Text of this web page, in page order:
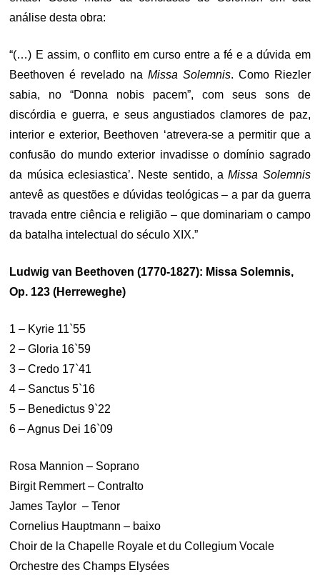
análise desta obra:
“(…) E assim, o conflito em curso entre a fé e a dúvida em
Beethoven é revelado na Missa Solemnis. Como Riezler
sabia, no “Donna nobis pacem”, com seus sons de
discórdia e guerra, e seus angustiados clamores de paz,
interior e exterior, Beethoven ‘atrevera-se a permitir que a
confusão do mundo exterior invadisse o domínio sagrado
da música eclesiastica’. Neste sentido, aMissa Solemnis
antevê as questões e dúvidas teológicas – a par da guerra
travada entre ciência e religião – que dominariam o campo
da batalha intelectual do século XIX.”
Ludwig van Beethoven (1770-1827): Missa Solemnis,
Op. 123 (Herreweghe)
1 – Kyrie 11`55
2 – Gloria 16`59
3 – Credo 17`41
4 – Sanctus 5`16
5 – Benedictus 9`22
6 – Agnus Dei 16`09
Rosa Mannion – Soprano
Birgit Remmert – Contralto
James Taylor – Tenor
Cornelius Hauptmann – baixo
Choir de la Chapelle Royale et du Collegium Vocale
Orchestre des Champs Elysées